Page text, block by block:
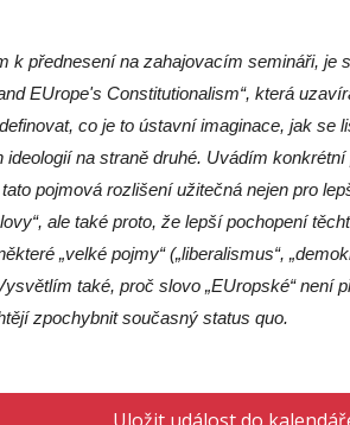
k přednesení na zahajovacím semináři, je
EUrope's Constitutionalism“, která
co je to ústavní imaginace, jak se
ideologií na straně druhé. Uvádím
pojmová rozlišení užitečná nejen pro
ale také proto, že lepší pochopení
„velké pojmy“ („liberalismus“,
také, proč slovo „EUropské“ není
zpochybnit současný status quo.